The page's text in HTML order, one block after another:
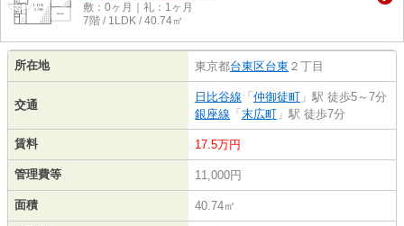
敷：0ヶ月｜礼：1ヶ月
7階 / 1LDK / 40.74㎡
所在地 東京都台東区台東 ２丁目
交通
日比谷線 「 仲御徒町 」駅 徒歩5～7分
銀座線 「 末広町 」駅 徒歩7分
賃料 17.5万円
管理費等 11,000円
面積 40.74㎡